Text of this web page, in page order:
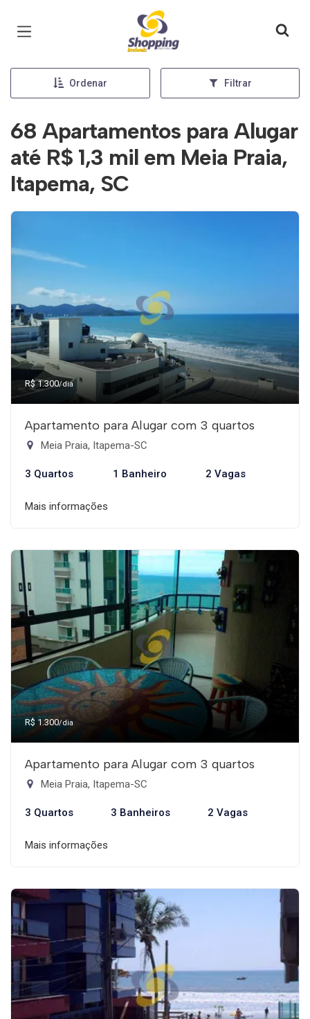
Página inicial
Ordenar Filtrar
68 Apartamentos para Alugar
até R$ 1,3 mil em Meia Praia,
Itapema, SC
R$ 1.300/dia
Apartamento para Alugar com 3 quartos
Meia Praia, Itapema-SC
3 Quartos 1 Banheiro 2 Vagas
Mais informações
R$ 1.300/dia
Apartamento para Alugar com 3 quartos
Meia Praia, Itapema-SC
3 Quartos 3 Banheiros 2 Vagas
Mais informações